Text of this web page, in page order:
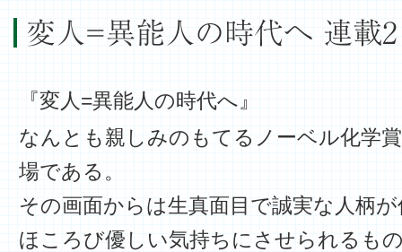
変人=異能人の時代へ 連載2
『変人=異能人の時代へ』
なんとも親しみのもてるノーベル化学
場である。
その画面からは生真面目で誠実な人柄
ほころび優しい気持ちにさせられるも